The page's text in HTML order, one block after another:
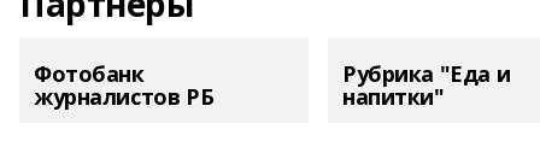
Фотобанк
журналистов РБ
Рубрика "Еда и
напитки"